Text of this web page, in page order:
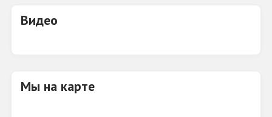
Видео
Мы на карте